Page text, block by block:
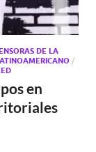
DE LA
/
en